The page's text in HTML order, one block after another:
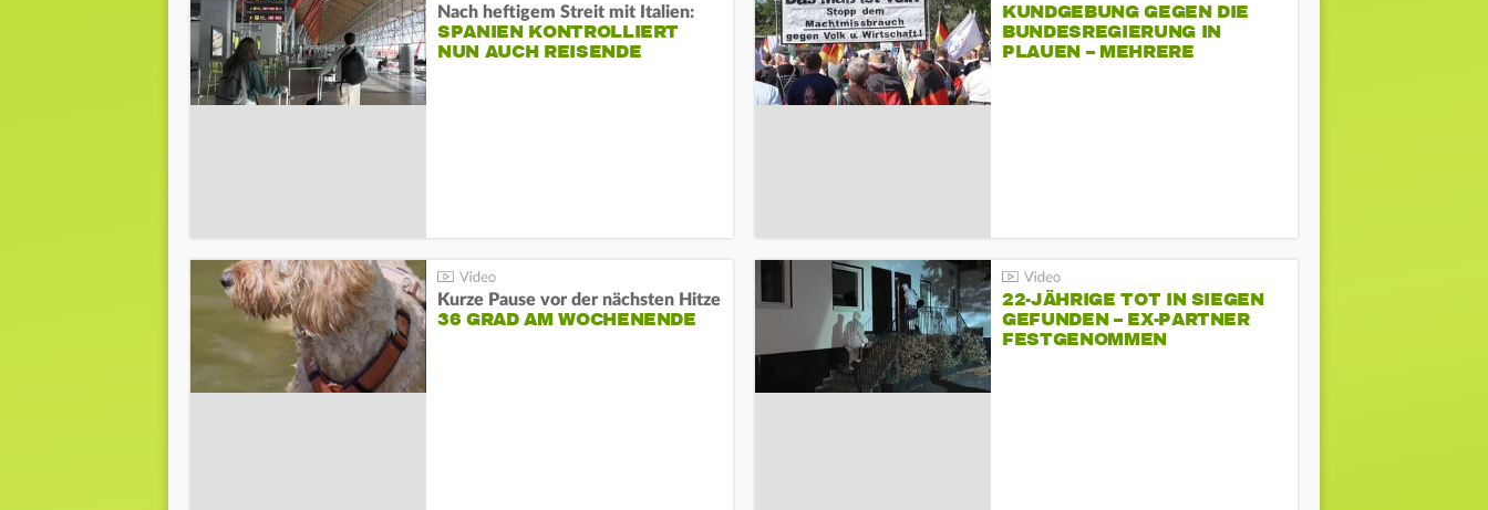
Nach heftigem Streit mit Italien:
SPANIEN KONTROLLIERT
NUN AUCH REISENDE
KUNDGEBUNG GEGEN DIE
BUNDESREGIERUNG IN
PLAUEN – MEHRERE
Kurze Pause vor der nächsten Hitze
36 GRAD AM WOCHENENDE
22-JÄHRIGE TOT IN SIEGEN
GEFUNDEN – EX-PARTNER
FESTGENOMMEN